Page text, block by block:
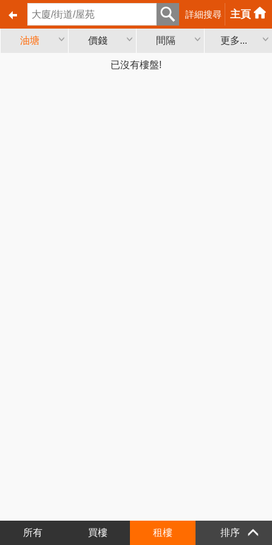
詳細搜尋 主頁
油塘 價錢 間隔 更多...
已沒有樓盤!
所有 買樓 租樓 排序